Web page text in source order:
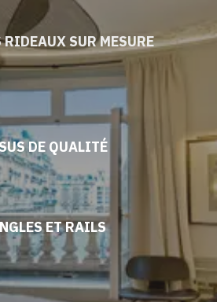
RIDEAUX SUR MESURE
DE QUALITÉ
ET RAILS